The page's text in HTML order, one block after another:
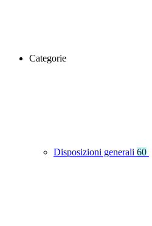
Categorie
Disposizioni generali 60